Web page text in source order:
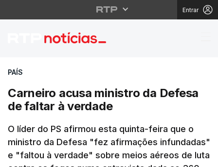
Entrar
Carneiro acusa
PAÍS
Carneiro acusa ministro da Defesa
de faltar à verdade
O líder do PS afirmou esta quinta-feira que o
ministro da Defesa "fez afirmações infundadas"
e "faltou à verdade" sobre meios aéreos de luta